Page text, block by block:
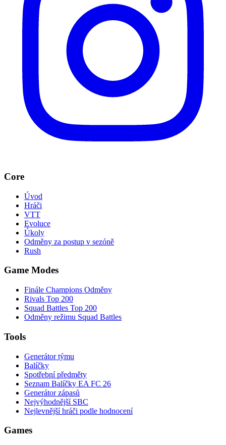
Core
Úvod
Hráči
VTT
Evoluce
Úkoly
Odměny za postup v sezóně
Rush
Game Modes
Finále Champions Odměny
Rivals Top 200
Squad Battles Top 200
Odměny režimu Squad Battles
Tools
Generátor týmu
Balíčky
Spotřební předměty
Seznam Balíčky EA FC 26
Generátor zápasů
Nejvýhodnější SBC
Nejlevnější hráči podle hodnocení
Games